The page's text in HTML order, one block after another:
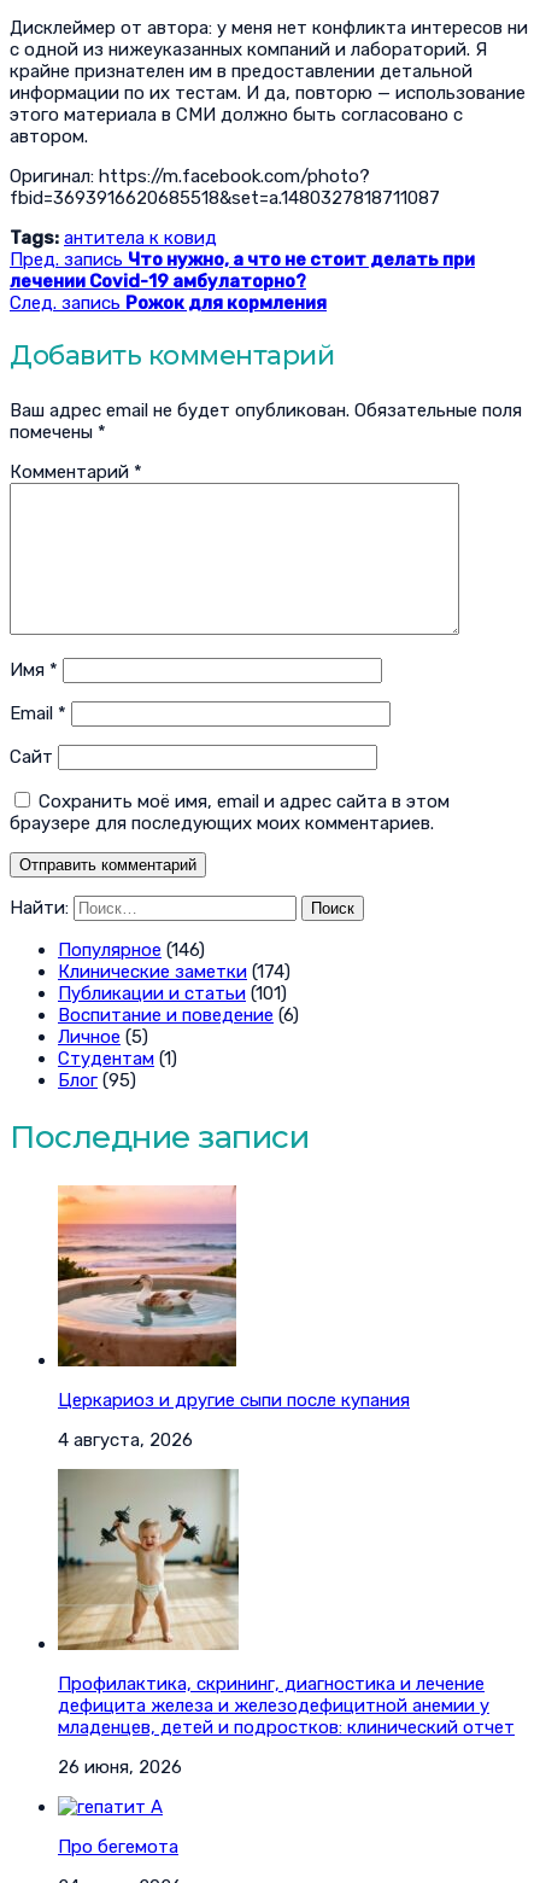
Дисклеймер от автора: у меня нет конфликта интересов ни
с одной из нижеуказанных компаний и лабораторий. Я
крайне признателен им в предоставлении детальной
информации по их тестам. И да, повторю — использование
этого материала в СМИ должно быть согласовано с
автором.
Оригинал: https://m.facebook.com/photo?
fbid=3693916620685518&set=a.1480327818711087
Tags: антитела к ковид
Пред. запись Что нужно, а что не стоит делать при
лечении Covid-19 амбулаторно?
След. запись Рожок для кормления
Добавить комментарий
Ваш адрес email не будет опубликован. Обязательные поля
помечены *
Комментарий *
Имя *
Email *
Сайт
Сохранить моё имя, email и адрес сайта в этом
браузере для последующих моих комментариев.
Найти:
Популярное (146)
Клинические заметки (174)
Публикации и статьи (101)
Воспитание и поведение (6)
Личное (5)
Студентам (1)
Блог (95)
Последние записи
Церкариоз и другие сыпи после купания
4 августа, 2026
Профилактика, скрининг, диагностика и лечение
дефицита железа и железодефицитной анемии у
младенцев, детей и подростков: клинический отчет
26 июня, 2026
Про бегемота